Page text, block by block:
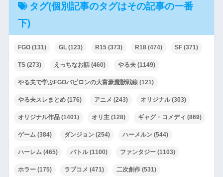
タグ(個別記事のタグはその記事の一番
下)
FGO(131) GL(123) R15(373) R18(474) SF(371)
TS(273) えっちなお話(460) やる夫(1149)
やる夫で学ぶFGOバビロンの大富豪魔獣戦線(121)
やる夫スレまとめ(176) アニメ (243) オリジナル(303)
オリジナル作品(1401) オリ主(128) ギャグ・コメディ (869)
ゲーム (384) ダンジョン(254) ハーメルン(544)
ハーレム (465) バトル(1100) ファンタジー(1103)
ホラー(175) ラブコメ (471) 二次創作(531)